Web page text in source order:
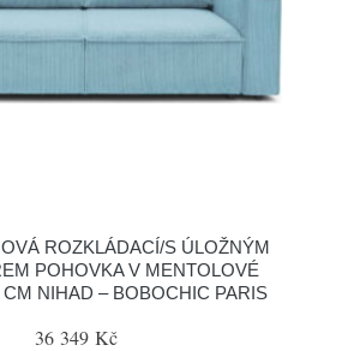
ROZKLÁDACÍ/S ÚLOŽNÝM
POHOVKA V MENTOLOVÉ
NIHAD – BOBOCHIC PARIS
36 349 Kč